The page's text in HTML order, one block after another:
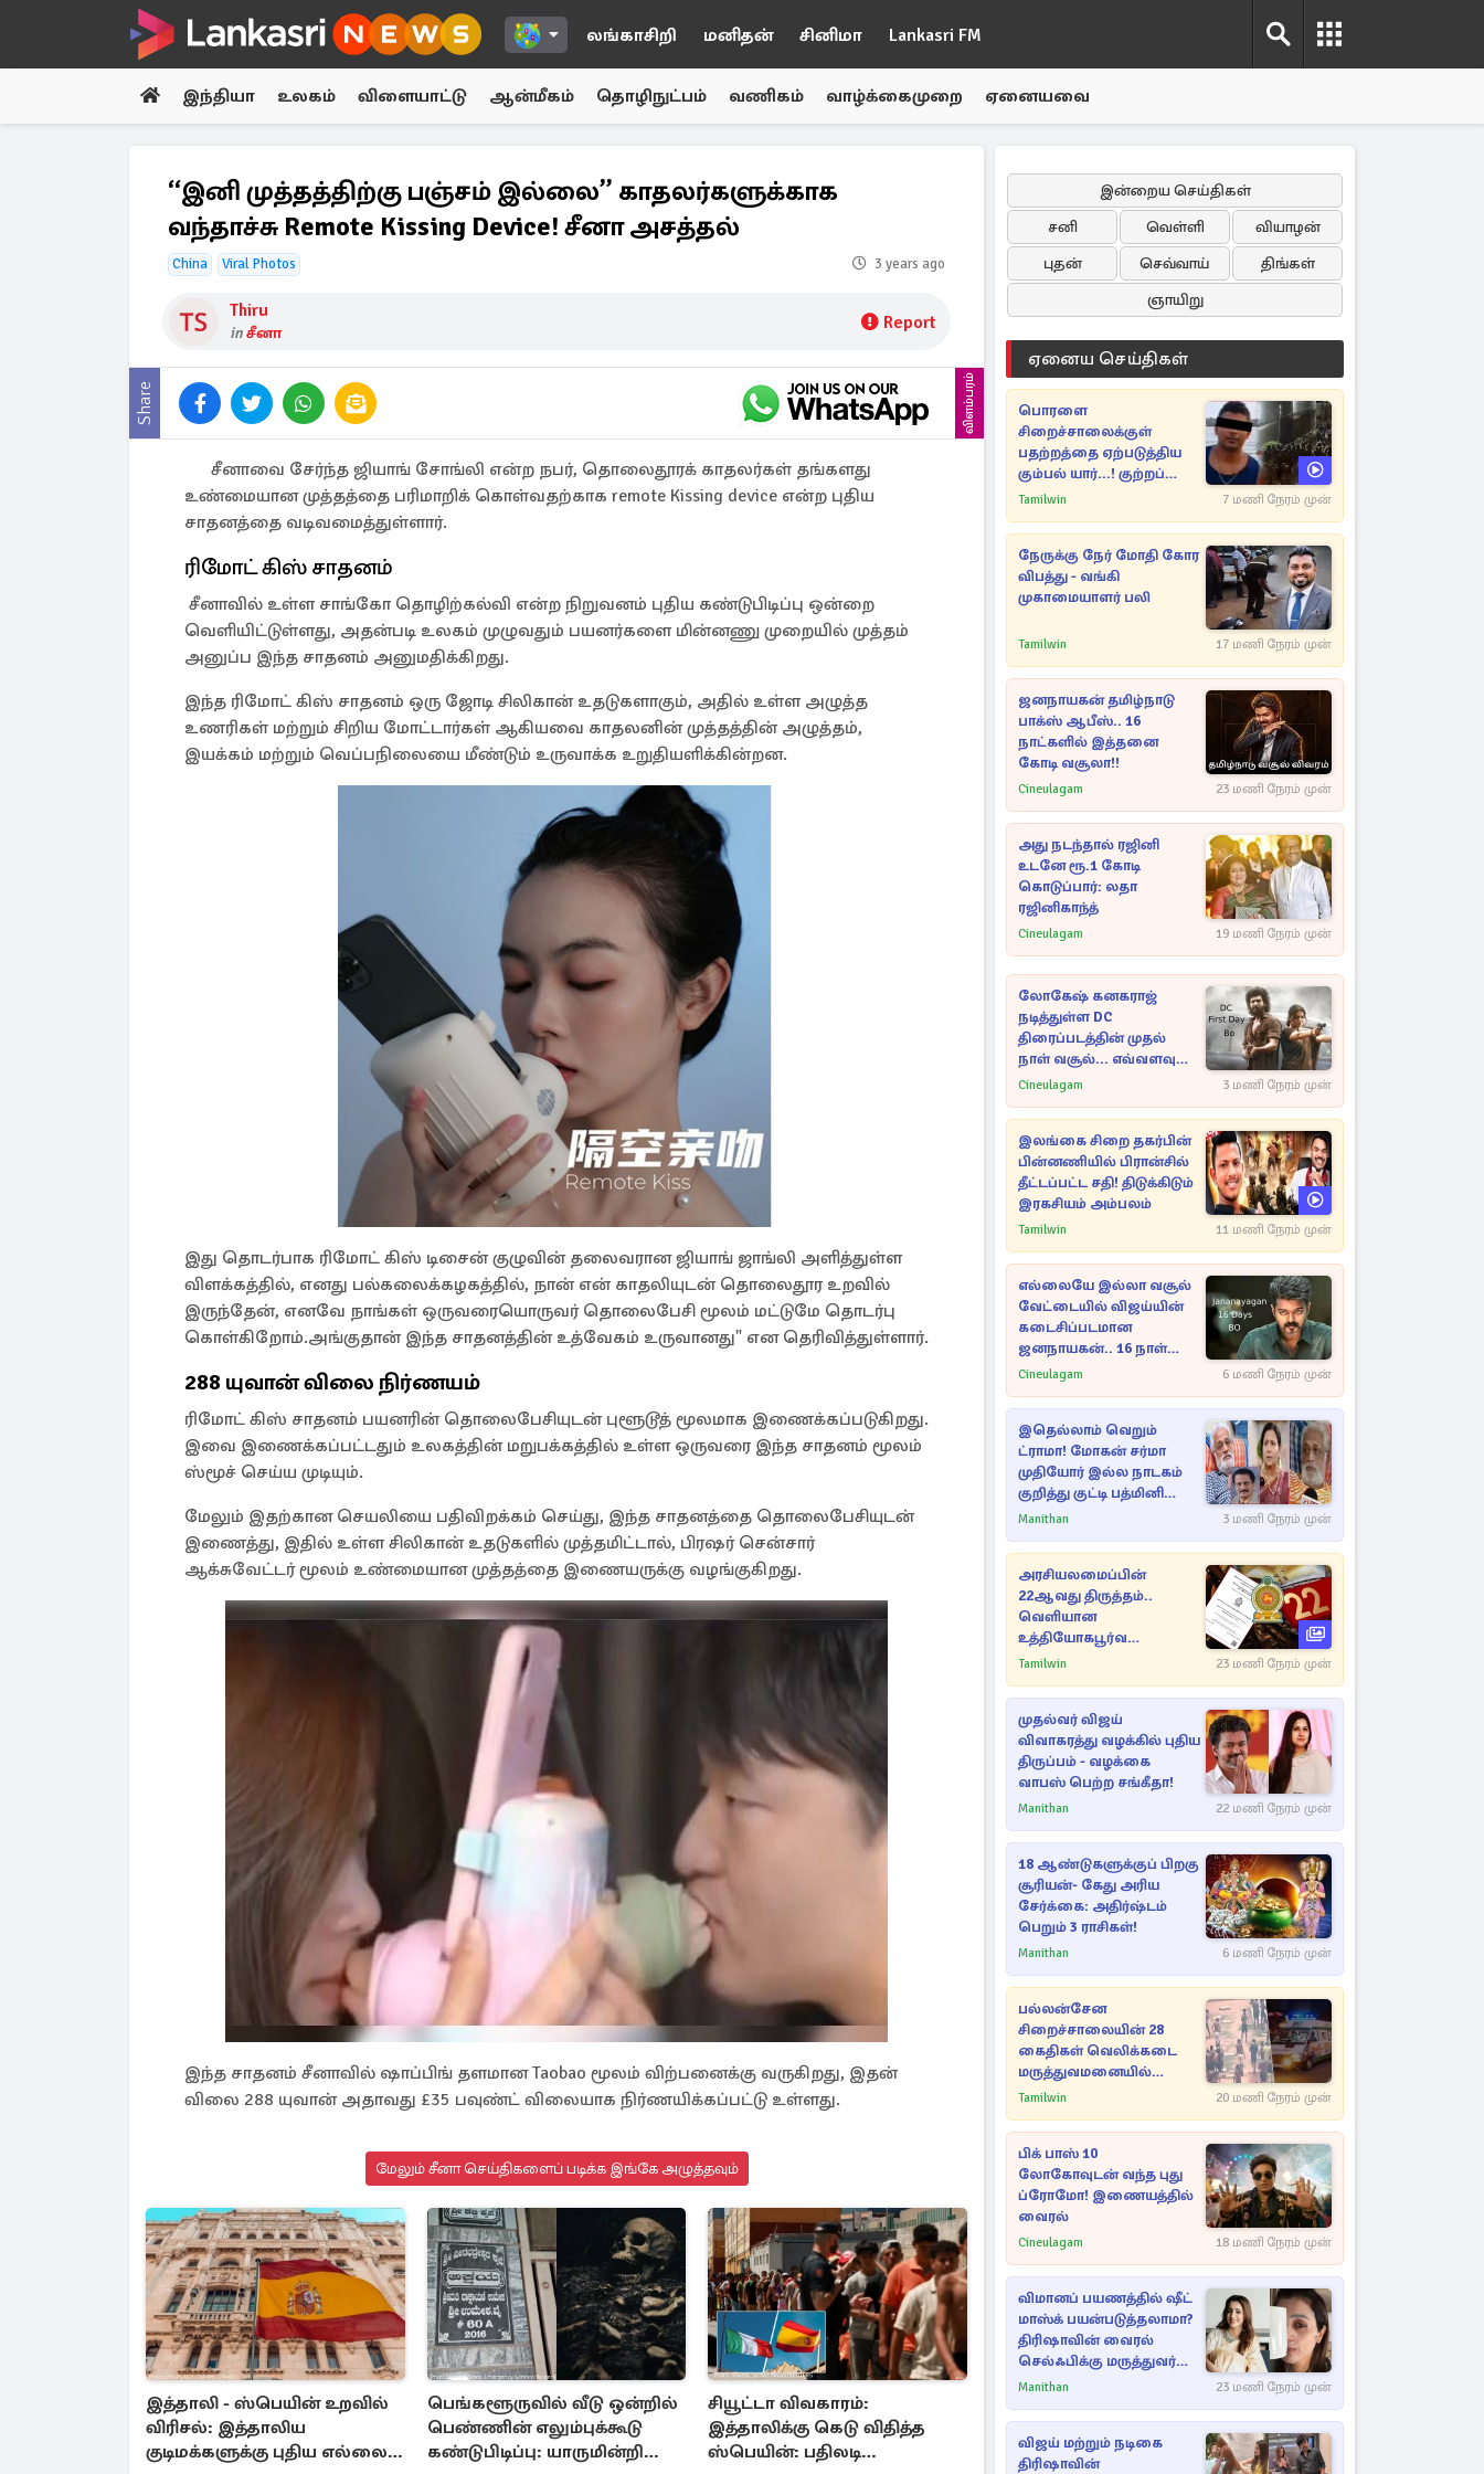
லங்காசிறி மனிதன் சினிமா Lankasri FM
இந்தியா உலகம் விளையாட்டு ஆன்மீகம் தொழிநுட்பம் வணிகம் வாழ்க்கைமுறை ஏனையவை
“இனி முத்தத்திற்கு பஞ்சம் இல்லை” காதலர்களுக்காக
வந்தாச்சு Remote Kissing Device! சீனா அசத்தல்
China Viral Photos 3 years ago
Thiru
inசீனா Report
Share விளம்பரம்
சீனாவை சேர்ந்த ஜியாங் சோங்லி என்ற நபர், தொலைதூரக் காதலர்கள் தங்களது
உண்மையான முத்தத்தை பரிமாறிக் கொள்வதற்காக remote Kissing device என்ற புதிய
சாதனத்தை வடிவமைத்துள்ளார்.
ரிமோட் கிஸ் சாதனம்
சீனாவில் உள்ள சாங்கோ தொழிற்கல்வி என்ற நிறுவனம் புதிய கண்டுபிடிப்பு ஒன்றை
வெளியிட்டுள்ளது, அதன்படி உலகம் முழுவதும் பயனர்களை மின்னணு முறையில் முத்தம்
அனுப்ப இந்த சாதனம் அனுமதிக்கிறது.
இந்த ரிமோட் கிஸ் சாதனம் ஒரு ஜோடி சிலிகான் உதடுகளாகும், அதில் உள்ள அழுத்த
உணரிகள் மற்றும் சிறிய மோட்டார்கள் ஆகியவை காதலனின் முத்தத்தின் அழுத்தம்,
இயக்கம் மற்றும் வெப்பநிலையை மீண்டும் உருவாக்க உறுதியளிக்கின்றன.
இது தொடர்பாக ரிமோட் கிஸ் டிசைன் குழுவின் தலைவரான ஜியாங் ஜாங்லி அளித்துள்ள
விளக்கத்தில், எனது பல்கலைக்கழகத்தில், நான் என் காதலியுடன் தொலைதூர உறவில்
இருந்தேன், எனவே நாங்கள் ஒருவரையொருவர் தொலைபேசி மூலம் மட்டுமே தொடர்பு
கொள்கிறோம்.அங்குதான் இந்த சாதனத்தின் உத்வேகம் உருவானது" என தெரிவித்துள்ளார்.
288 யுவான் விலை நிர்ணயம்
ரிமோட் கிஸ் சாதனம் பயனரின் தொலைபேசியுடன் புளூடூத் மூலமாக இணைக்கப்படுகிறது.
இவை இணைக்கப்பட்டதும் உலகத்தின் மறுபக்கத்தில் உள்ள ஒருவரை இந்த சாதனம் மூலம்
ஸ்மூச் செய்ய முடியும்.
மேலும் இதற்கான செயலியை பதிவிறக்கம் செய்து, இந்த சாதனத்தை தொலைபேசியுடன்
இணைத்து, இதில் உள்ள சிலிகான் உதடுகளில் முத்தமிட்டால், பிரஷர் சென்சார்
ஆக்சுவேட்டர் மூலம் உண்மையான முத்தத்தை இணையருக்கு வழங்குகிறது.
இந்த சாதனம் சீனாவில் ஷாப்பிங் தளமான Taobao மூலம் விற்பனைக்கு வருகிறது, இதன்
விலை 288 யுவான் அதாவது £35 பவுண்ட் விலையாக நிர்ணயிக்கப்பட்டு உள்ளது.
மேலும் சீனா செய்திகளைப் படிக்க இங்கே அழுத்தவும்
இத்தாலி - ஸ்பெயின் உறவில்
விரிசல்: இத்தாலிய
குடிமக்களுக்கு புதிய எல்லை
பெங்களூருவில் வீடு ஒன்றில்
பெண்ணின் எலும்புக்கூடு
கண்டுபிடிப்பு: யாருமின்றி
சியூட்டா விவகாரம்:
இத்தாலிக்கு கெடு விதித்த
ஸ்பெயின்: பதிலடி
இன்றைய செய்திகள்
சனி
வெள்ளி
வியாழன்
புதன்
செவ்வாய்
திங்கள்
ஞாயிறு
ஏனைய செய்திகள்
பொரளை
சிறைச்சாலைக்குள்
பதற்றத்தை ஏற்படுத்திய
கும்பல் யார்...! குற்றப்
பின்னணி தொடர்பில்
Tamilwin 7 மணி நேரம் முன்
நேருக்கு நேர் மோதி கோர
விபத்து - வங்கி
முகாமையாளர் பலி
Tamilwin 17 மணி நேரம் முன்
ஜனநாயகன் தமிழ்நாடு
பாக்ஸ் ஆபீஸ்.. 16
நாட்களில் இத்தனை
கோடி வசூலா!!
Cineulagam 23 மணி நேரம் முன்
அது நடந்தால் ரஜினி
உடனே ரூ.1 கோடி
கொடுப்பார்: லதா
ரஜினிகாந்த்
Cineulagam 19 மணி நேரம் முன்
லோகேஷ் கனகராஜ்
நடித்துள்ள DC
திரைப்படத்தின் முதல்
நாள் வசூல்... எவ்வளவு
தெரியுமா?
Cineulagam 3 மணி நேரம் முன்
இலங்கை சிறை தகர்பின்
பின்னணியில் பிரான்சில்
தீட்டப்பட்ட சதி! திடுக்கிடும்
இரகசியம் அம்பலம்
Tamilwin 11 மணி நேரம் முன்
எல்லையே இல்லா வசூல்
வேட்டையில் விஜய்யின்
கடைசிப்படமான
ஜனநாயகன்.. 16 நாள்
பாக்ஸ் ஆபிஸ்
Cineulagam 6 மணி நேரம் முன்
இதெல்லாம் வெறும்
ட்ராமா! மோகன் சர்மா
முதியோர் இல்ல நாடகம்
குறித்து குட்டி பத்மினி
பரபரப்பு பேட்டி
Manithan 3 மணி நேரம் முன்
அரசியலமைப்பின்
22ஆவது திருத்தம்..
வெளியான
உத்தியோகபூர்வ
அறிவிப்பு!
Tamilwin 23 மணி நேரம் முன்
முதல்வர் விஜய்
விவாகரத்து வழக்கில் புதிய
திருப்பம் - வழக்கை
வாபஸ் பெற்ற சங்கீதா!
Manithan 22 மணி நேரம் முன்
18 ஆண்டுகளுக்குப் பிறகு
சூரியன்- கேது அரிய
சேர்க்கை: அதிர்ஷ்டம்
பெறும் 3 ராசிகள்!
Manithan 6 மணி நேரம் முன்
பல்லன்சேன
சிறைச்சாலையின் 28
கைதிகள் வெலிக்கடை
மருத்துவமனையில்
அனுமதி
Tamilwin 20 மணி நேரம் முன்
பிக் பாஸ் 10
லோகோவுடன் வந்த புது
ப்ரோமோ! இணையத்தில்
வைரல்
Cineulagam 18 மணி நேரம் முன்
விமானப் பயணத்தில் ஷீட்
மாஸ்க் பயன்படுத்தலாமா?
திரிஷாவின் வைரல்
செல்ஃபிக்கு மருத்துவர்
விளக்கம்
Manithan 23 மணி நேரம் முன்
விஜய் மற்றும் நடிகை
திரிஷாவின்